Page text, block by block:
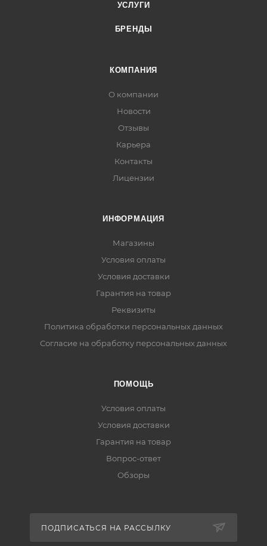
УСЛУГИ
БРЕНДЫ
КОМПАНИЯ
О компании
Новости
Отзывы
Карьера
Контакты
Лицензии
ИНФОРМАЦИЯ
Магазины
Условия оплаты
Условия доставки
Гарантия на товар
Реквизиты
Политика обработки персональных данных
Согласие на обработку персональных данных
ПОМОЩЬ
Условия оплаты
Условия доставки
Гарантия на товар
Вопрос-ответ
Обзоры
ПОДПИСАТЬСЯ НА РАССЫЛКУ